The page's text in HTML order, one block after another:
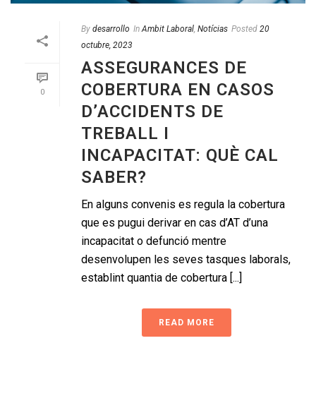
0
By desarrollo In Ambit Laboral Notícias Posted 20
octubre, 2023
ASSEGURANCES DE
COBERTURA EN CASOS
D’ACCIDENTS DE
TREBALL I
INCAPACITAT: QUÈ CAL
SABER?
En alguns convenis es regula la cobertura
que es pugui derivar en cas d’AT d’una
incapacitat o defunció mentre
desenvolupen les seves tasques laborals,
establint quantia de cobertura [...]
READ MORE